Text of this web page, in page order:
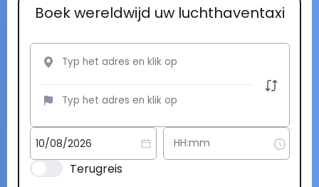
Boek wereldwijd uw luchthaventaxi
Terugreis